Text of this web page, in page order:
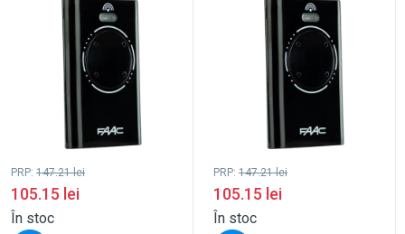
PRP: 147.21lei
105.15 lei
În stoc
PRP: 147.21lei
105.15 lei
În stoc